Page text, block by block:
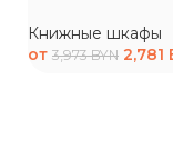
Книжные шкафы
от 3,973BYN 2,781